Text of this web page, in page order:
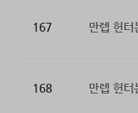
167 만렙 헌터
168 만렙 헌터